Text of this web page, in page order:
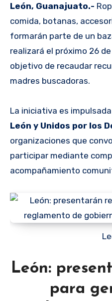
León, Guanajuato.-
comida, botanas,
formarán parte de un
realizará el próximo 26
objetivo de recaudar
madres buscadoras.
La iniciativa es
León y Unidos por los
organizaciones que
participar mediante
acompañamiento
León:
para